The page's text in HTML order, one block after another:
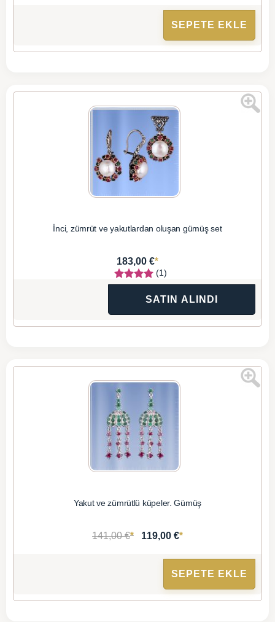
SEPETE EKLE
İnci, zümrüt ve yakutlardan oluşan gümüş set
183,00 €*
(1)
SATIN ALINDI
Yakut ve zümrütlü küpeler. Gümüş
141,00 €* 119,00 €*
SEPETE EKLE